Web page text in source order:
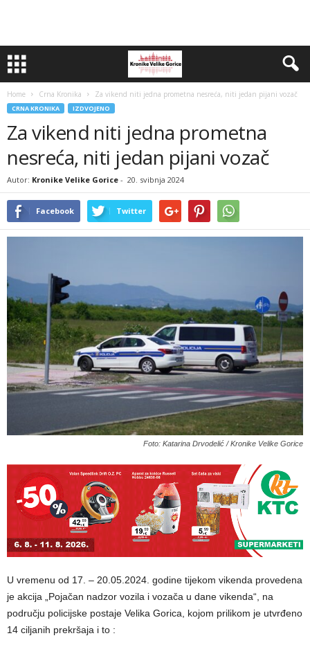
Home Crna Kronika Za vikend niti jedna prometna nesreća, niti jedan pijani vozač
CRNA KRONIKA IZDVOJENO
Za vikend niti jedna prometna
nesreća, niti jedan pijani vozač
Autor: Kronike Velike Gorice - 20. svibnja 2024
Facebook Twitter
Foto: Katarina Drvodelić / Kronike Velike Gorice
U vremenu od 17. – 20.05.2024. godine tijekom vikenda provedena
je akcija „Pojačan nadzor vozila i vozača u dane vikenda“, na
području policijske postaje Velika Gorica, kojom prilikom je utvrđeno
14 ciljanih prekršaja i to :